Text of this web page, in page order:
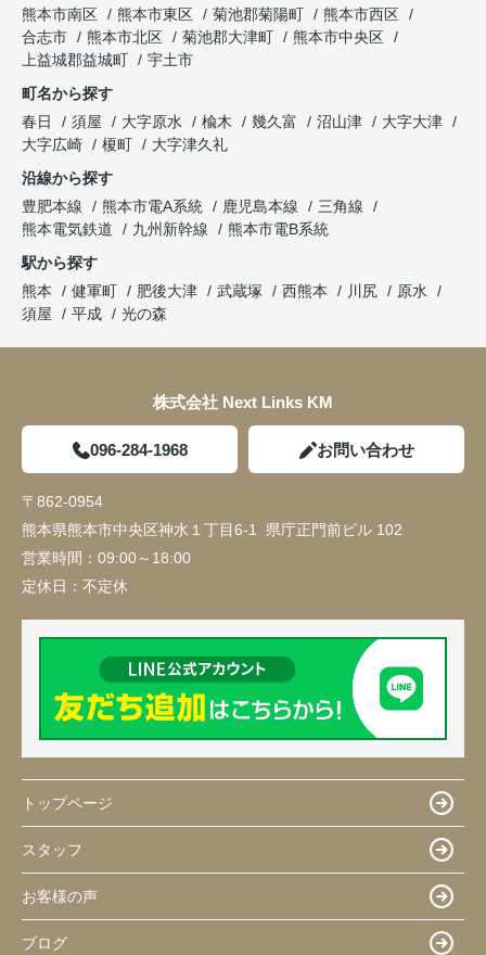
熊本市南区
熊本市東区 菊池郡菊陽町
熊本市西区
合志市
熊本市北区 菊池郡大津町
熊本市中央区
上益城郡益城町
宇土市
町名から探す
春日
須屋 大字原水 楡木 幾久富 沼山津
大字大津
大字広崎
榎町
大字津久礼
沿線から探す
豊肥本線
熊本市電A系統 鹿児島本線
三角線
熊本電気鉄道
九州新幹線
熊本市電B系統
駅から探す
熊本
健軍町 肥後大津 武蔵塚 西熊本 川尻
原水
須屋
平成 光の森
株式会社 Next Links KM
096-284-1968 お問い合わせ
〒862-0954
熊本県熊本市中央区神水１丁目6-1 県庁正門前ビル 102
営業時間： 09:00～18:00
定休日： 不定休
トップページ
スタッフ
お客様の声
ブログ